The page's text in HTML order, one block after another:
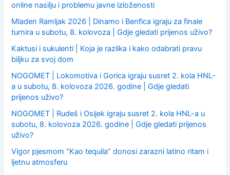
online nasilju i problemu javne izloženosti
Mladen Ramljak 2026 | Dinamo i Benfica igraju za finale
turnira u subotu, 8. kolovoza | Gdje gledati prijenos uživo?
Kaktusi i sukulenti | Koja je razlika i kako odabrati pravu
biljku za svoj dom
NOGOMET | Lokomotiva i Gorica igraju susret 2. kola HNL-
a u subotu, 8. kolovoza 2026. godine | Gdje gledati
prijenos uživo?
NOGOMET | Rudeš i Osijek igraju susret 2. kola HNL-a u
subotu, 8. kolovoza 2026. godine | Gdje gledati prijenos
uživo?
Vigor pjesmom “Kao tequila” donosi zarazni latino ritam i
ljetnu atmosferu